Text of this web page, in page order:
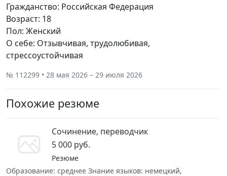
Гражданство: Российская Федерация
Возраст: 18
Пол: Женский
О себе: Отзывчивая, трудолюбивая,
стрессоустойчивая
№ 112299 • 28 мая 2026 – 29 июля 2026
Похожие резюме
Сочинение, переводчик
5 000 руб.
Резюме
Образование: среднее Знание языков: немецкий,